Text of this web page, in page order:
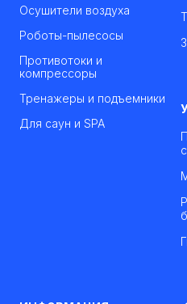
Осушители воздуха
Роботы-пылесосы
Противотоки и
компрессоры
Тренажеры и подъемники
Для саун и SPA